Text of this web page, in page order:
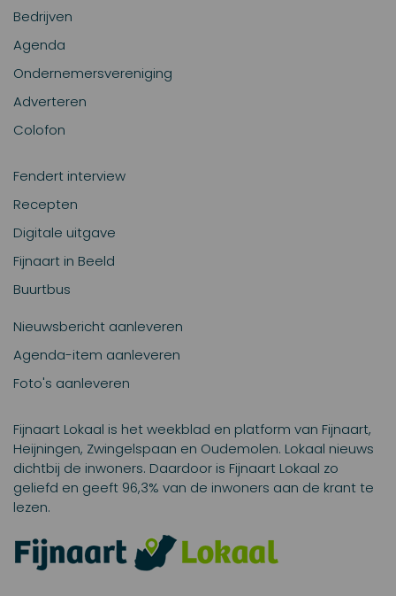
Bedrijven
Agenda
Ondernemersvereniging
Adverteren
Colofon
Fendert interview
Recepten
Digitale uitgave
Fijnaart in Beeld
Buurtbus
Nieuwsbericht aanleveren
Agenda-item aanleveren
Foto's aanleveren
Fijnaart Lokaal is het weekblad en platform van Fijnaart,
Heijningen, Zwingelspaan en Oudemolen. Lokaal nieuws
dichtbij de inwoners. Daardoor is Fijnaart Lokaal zo
geliefd en geeft 96,3% van de inwoners aan de krant te
lezen.